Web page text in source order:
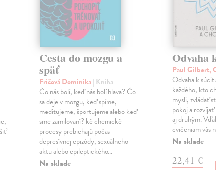
Cesta do mozgu a
späť
Fričová Dominika| Kniha
Čo nás bolí, keď nás bolí hlava? Čo
sa deje v mozgu, keď spíme,
meditujeme, športujeme alebo keď
sme zamilovaní? ké chemické
procesy prebiehajú počas
depresívnej epizódy, sexuálneho
aktu alebo epileptického…
Na sklade
Odvaha
Paul Gilbert,
Odvaha k
každého, kto
mysli, zvládať
pokoj a rozvíjať
aj druhým.
cvičeniam vás
Na sklade
22,41 €